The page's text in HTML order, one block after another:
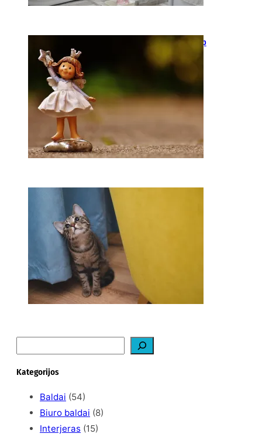
Keramika kasdienybėje: kaip
požiūrį į namų estetiką
Ką daryti, kad katė
nedraskytų tapetų?
2026-02-07
e
a
Kategorijos
Baldai (54)
Biuro baldai (8)
Interjeras (15)